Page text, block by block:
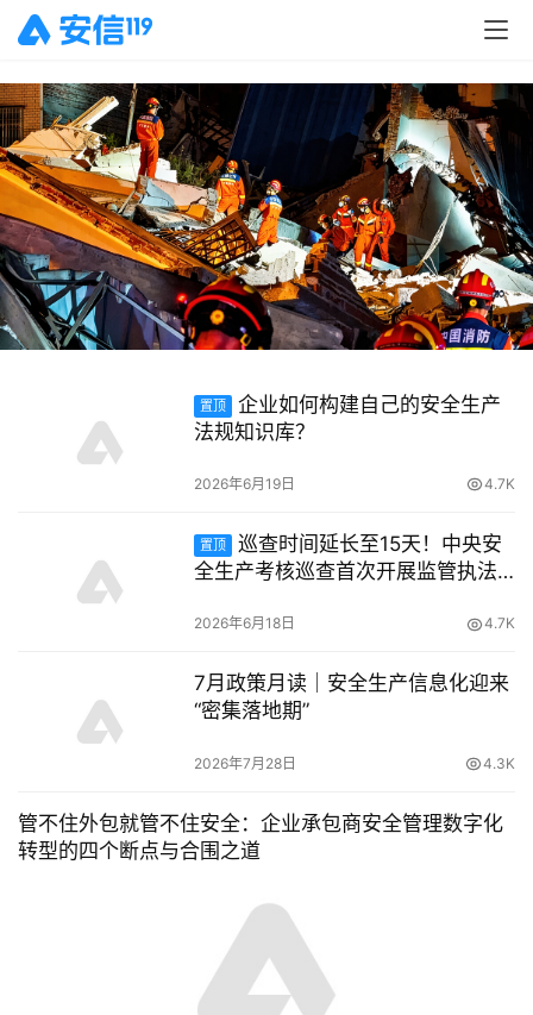
置顶 企业如何构建自己的安全生产
法规知识库？
2026年6月19日 4.7K
置顶 巡查时间延长至15天！中央安
全生产考核巡查首次开展监管执法
2026年6月18日 4.7K
7月政策月读｜安全生产信息化迎来
“密集落地期”
2026年7月28日 4.3K
管不住外包就管不住安全：企业承包商安全管理数字化
转型的四个断点与合围之道